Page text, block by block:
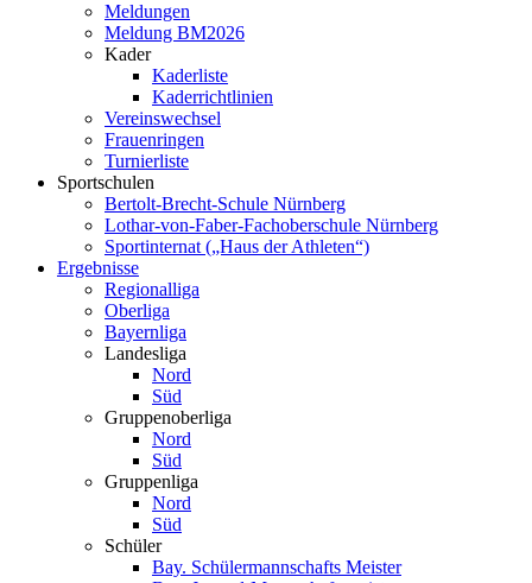
Meldungen
Meldung BM2026
Kader
Kaderliste
Kaderrichtlinien
Vereinswechsel
Frauenringen
Turnierliste
Sportschulen
Bertolt-Brecht-Schule Nürnberg
Lothar-von-Faber-Fachoberschule Nürnberg
Sportinternat („Haus der Athleten“)
Ergebnisse
Regionalliga
Oberliga
Bayernliga
Landesliga
Nord
Süd
Gruppenoberliga
Nord
Süd
Gruppenliga
Nord
Süd
Schüler
Bay. Schülermannschafts Meister